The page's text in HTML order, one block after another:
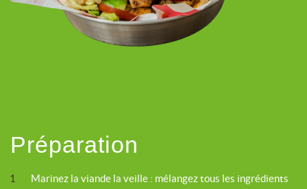
Préparation
1
Marinez la viande la veille : mélangez tous les ingrédients